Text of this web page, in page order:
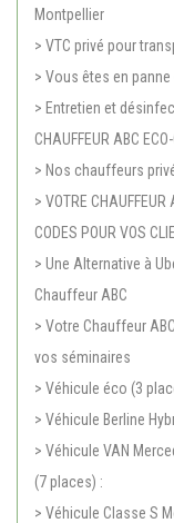
Montpellier
> VTC privé pour
> Vous êtes en
> Entretien et
CHAUFFEUR ABC
> Nos chauffeurs
> VOTRE CHAUFFEUR
CODES POUR VOS
> Une Alternative à
Chauffeur ABC
> Votre Chauffeur
vos séminaires
> Véhicule éco (3
> Véhicule Berline
> Véhicule VAN
(7 places) :
> Véhicule Classe S